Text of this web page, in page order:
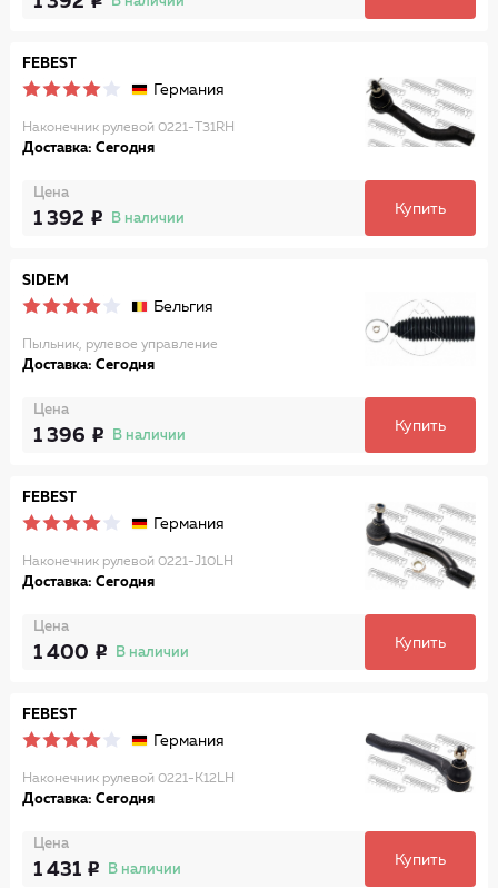
FEBEST
Германия
Наконечник рулевой 0221-T31RH
Доставка: Сегодня
Цена
1 392 В наличии
Купить
SIDEM
Бельгия
Пыльник, рулевое управление
Доставка: Сегодня
Цена
1 396 В наличии
Купить
FEBEST
Германия
Наконечник рулевой 0221-J10LH
Доставка: Сегодня
Цена
1 400 В наличии
Купить
FEBEST
Германия
Наконечник рулевой 0221-K12LH
Доставка: Сегодня
Цена
1 431 В наличии
Купить